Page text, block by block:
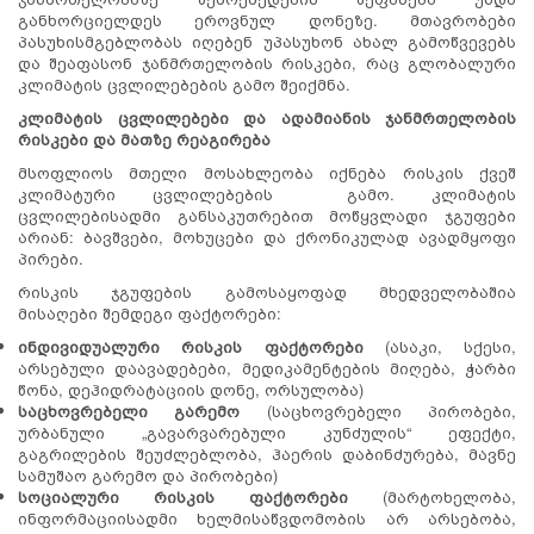
განხორციელდეს ეროვნულ დონეზე. მთავრობები
პასუხისმგებლობას იღებენ უპასუხონ ახალ გამოწვევებს
და შეაფასონ ჯანმრთელობის რისკები, რაც გლობალური
კლიმატის ცვლილებების გამო შეიქმნა.
კლიმატის ცვლილებები და ადამიანის ჯანმრთელობის
რისკები და მათზე რეაგირება
მსოფლიოს მთელი მოსახლეობა იქნება რისკის ქვეშ
კლიმატური ცვლილებების გამო. კლიმატის
ცვლილებისადმი განსაკუთრებით მოწყვლადი ჯგუფები
არიან: ბავშვები, მოხუცები და ქრონიკულად ავადმყოფი
პირები.
რისკის ჯგუფების გამოსაყოფად მხედველობაშია
მისაღები შემდეგი ფაქტორები:
ინდივიდუალური რისკის ფაქტორები(ასაკი, სქესი,
არსებული დაავადებები, მედიკამენტების მიღება, ჭარბი
წონა, დეჰიდრატაციის დონე, ორსულობა)
საცხოვრებელი გარემო (საცხოვრებელი პირობები,
ურბანული „გავარვარებული კუნძულის“ ეფექტი,
გაგრილების შეუძლებლობა, ჰაერის დაბინძურება, მავნე
სამუშაო გარემო და პირობები)
სოციალური რისკის ფაქტორები (მარტოხელობა,
ინფორმაციისადმი ხელმისაწვდომობის არ არსებობა,